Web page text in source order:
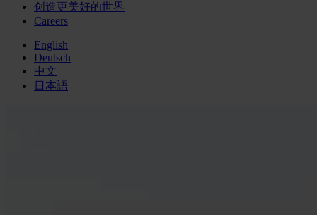
创造更美好的世界
Careers
English
Deutsch
中文
日本語